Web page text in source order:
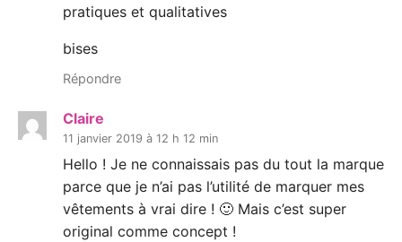
pratiques et qualitatives
bises
Répondre
Claire
11 janvier 2019 à 12 h 12 min
Hello ! Je ne connaissais pas du tout la marque
parce que je n’ai pas l’utilité de marquer mes
vêtements à vrai dire ! 🙂 Mais c’est super
original comme concept !